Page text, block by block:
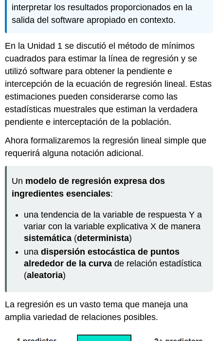
interpretar los resultados proporcionados en la
salida del software apropiado en contexto.
En la Unidad 1 se discutió el método de mínimos
cuadrados para estimar la línea de regresión y se
utilizó software para obtener la pendiente e
intercepción de la ecuación de regresión lineal. Estas
estimaciones pueden considerarse como las
estadísticas muestrales que estiman la verdadera
pendiente e interceptación de la población.
Ahora formalizaremos la regresión lineal simple que
requerirá alguna notación adicional.
Un modelo de regresión expresa dos
ingredientes esenciales:
una tendencia de la variable de respuesta Y a
variar con la variable explicativa X de manera
sistemática (determinista)
unadispersión estocástica de puntos
alrededor de la curva de relación estadística
(aleatoria)
La regresión es un vasto tema que maneja una
amplia variedad de relaciones posibles.